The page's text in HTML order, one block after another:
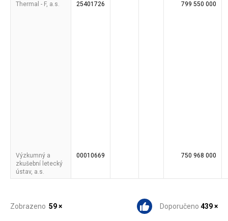
Thermal - F, a.s.
25401726 799 550 000
Výzkumný a
zkušební letecký
ústav, a.s.
00010669 750 968 000
Zobrazeno 59 × Doporučeno 439 ×